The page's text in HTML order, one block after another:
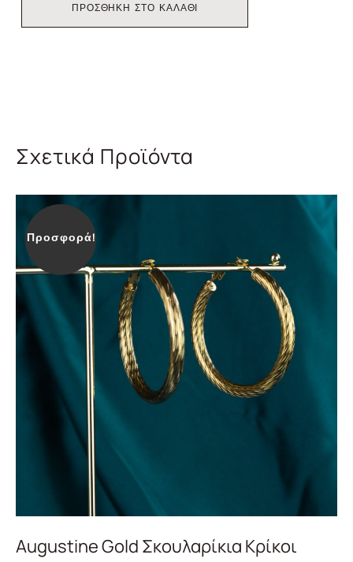
ΠΡΟΣΘΗΚΗ ΣΤΟ ΚΑΛΑΘΙ
Σχετικά Προϊόντα
Προσφορά!
Augustine Gold Σκουλαρίκια Κρίκοι